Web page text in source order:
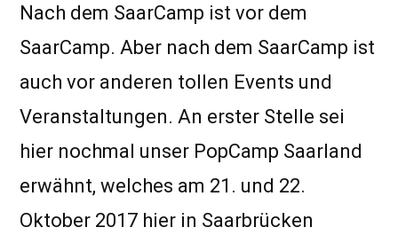
Nach dem SaarCamp ist vor dem
SaarCamp. Aber nach dem SaarCamp ist
auch vor anderen tollen Events und
Veranstaltungen. An erster Stelle sei
hier nochmal unser PopCamp Saarland
erwähnt, welches am 21. und 22.
Oktober 2017 hier in Saarbrücken